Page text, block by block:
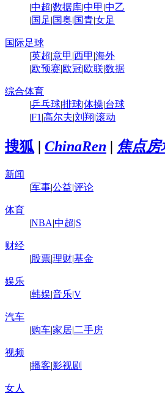
|中超|数据库|中甲 |中乙
|国足|国奥|国青|女足
国际足球
|英超|意甲 |西甲 |海外
|欧预赛|欧冠|欧联|数据
综合体育
|乒乓球|排球|体操|台球
|F1 |高尔夫|刘翔|滚动
搜狐 | ChinaRen | 焦点房
新闻
|军事|公益|评论
体育
|NBA|中超|S
财经
|股票|理财|基金
娱乐
|韩娱|音乐|V
汽车
|购车|家居|二手房
视频
|播客|影视剧
女人